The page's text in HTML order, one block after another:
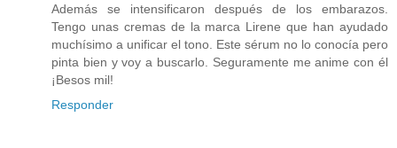
Además se intensificaron después de los embarazos.
Tengo unas cremas de la marca Lirene que han ayudado
muchísimo a unificar el tono. Este sérum no lo conocía pero
pinta bien y voy a buscarlo. Seguramente me anime con él
¡Besos mil!
Responder